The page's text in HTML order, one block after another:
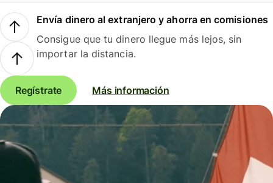
Envía dinero al extranjero y ahorra en comisiones
Consigue que tu dinero llegue más lejos, sin
importar la distancia.
Regístrate Más información